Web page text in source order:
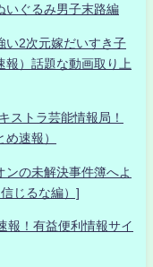
いぐるみ男子末路編
い2次元嫁だいすき子
報）話題な動画取り上
ストラ芸能情報局！
速報）
の未解決事件簿へよ
じるな編）]
！有益便利情報サイ